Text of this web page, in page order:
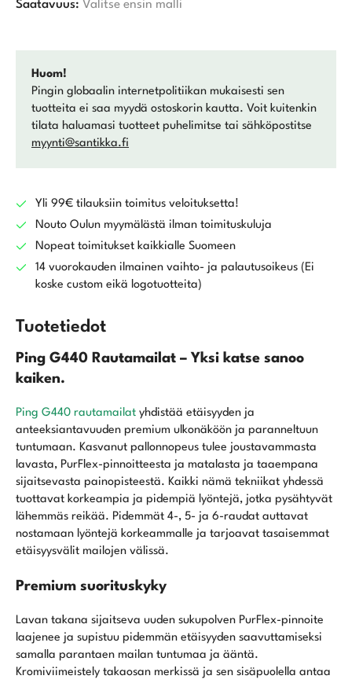
Saatavuus: Valitse ensin malli
Huom!
Pingin globaalin internetpolitiikan mukaisesti sen
tuotteita ei saa myydä ostoskorin kautta. Voit kuitenkin
tilata haluamasi tuotteet puhelimitse tai sähköpostitse
myynti@santikka.fi
Yli 99€ tilauksiin toimitus veloituksetta!
Nouto Oulun myymälästä ilman toimituskuluja
Nopeat toimitukset kaikkialle Suomeen
14 vuorokauden ilmainen vaihto- ja palautusoikeus (Ei
koske custom eikä logotuotteita)
Tuotetiedot
Ping G440 Rautamailat – Yksi katse sanoo
kaiken.
Ping G440 rautamailat yhdistää etäisyyden ja
anteeksiantavuuden premium ulkonäköön ja paranneltuun
tuntumaan. Kasvanut pallonnopeus tulee joustavammasta
lavasta, PurFlex-pinnoitteesta ja matalasta ja taaempana
sijaitsevasta painopisteestä. Kaikki nämä tekniikat yhdessä
tuottavat korkeampia ja pidempiä lyöntejä, jotka pysähtyvät
lähemmäs reikää. Pidemmät 4-, 5- ja 6-raudat auttavat
nostamaan lyöntejä korkeammalle ja tarjoavat tasaisemmat
etäisyysvälit mailojen välissä.
Premium suorituskyky
Lavan takana sijaitseva uuden sukupolven PurFlex-pinnoite
laajenee ja supistuu pidemmän etäisyyden saavuttamiseksi
samalla parantaen mailan tuntumaa ja ääntä.
Kromiviimeistely takaosan merkissä ja sen sisäpuolella antaa